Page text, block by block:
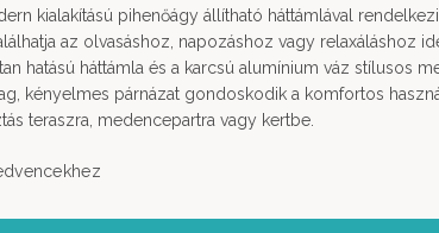
kialakítású pihenőágy állítható háttámlával
az olvasáshoz, napozáshoz vagy relaxáláshoz
hatású háttámla és a karcsú alumínium váz stílusos
kényelmes párnázat gondoskodik a komfortos
teraszra, medencepartra vagy kertbe.